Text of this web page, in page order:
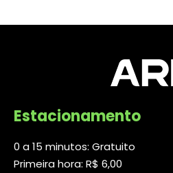
Estacionamento
0 a 15 minutos: Gratuito
Primeira hora: R$ 6,00